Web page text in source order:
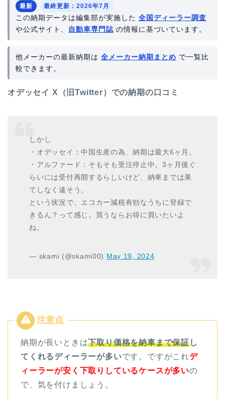
最新 最終更新：2026年7月
この納期データは編集部が実施した 全国ディーラー調査
や公式サイト、
自動車専門誌 の情報に基づいています。
他メーカーの最新納期は 全メーカー納期まとめ で一覧比
較できます。
オデッセイ X（旧Twitter）での納期の口コミ
しかし
・オデッセイ：中国生産の為、納期は最大6ヶ月。
・アルファード：そもそも受注停止中。3ヶ月後ぐ
らいには受付再開するらしいけど、納車までは果
てしなく遠そう。
という状況で、エコカー減税有効なうちに登録で
きるん？って感じ。買うならお得に買いたいよ
ね。
— skami (@skami00) May 19, 2024
納期が長いときは下取り価格を納車まで保証 し
てくれるディーラーが多いです。ですがこれデ
ィーラーが安く下取りしているケースが多いの
で、気を付けましょう。